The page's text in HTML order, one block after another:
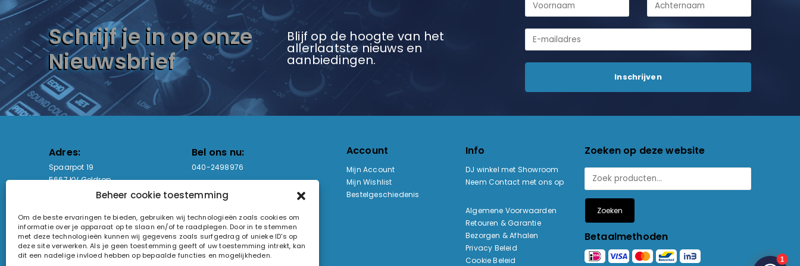
Beheer cookie toestemming
Om de beste ervaringen te bieden, gebruiken wij technologieën zoals cookies om
informatie over je apparaat op te slaan en/of te raadplegen. Door in te stemmen
met deze technologieën kunnen wij gegevens zoals surfgedrag of unieke ID's op
deze site verwerken. Als je geen toestemming geeft of uw toestemming intrekt, kan
dit een nadelige invloed hebben op bepaalde functies en mogelijkheden.
Schrijf je in op onze
Nieuwsbrief
Blijf op de hoogte van het
allerlaatste nieuws en
aanbiedingen.
Adres:
Spaarpot 19
5667 KV Geldrop
Bel ons nu:
040-2498976
sales@lightandsound.store
Openingstijden:
Ma - Vr: 09:00-17:00
Za: Enkel op afspraak
KvK-nummer: 60857196
Btw-nummer: NL854090368B01
Account
Mijn Account
Mijn Wishlist
Bestelgeschiedenis
Info
DJ winkel met Showroom
Neem Contact met ons op
Algemene Voorwaarden
Retouren & Garantie
Bezorgen & Afhalen
Privacy Beleid
Cookie Beleid
Zoeken op deze website
Zoeken
Betaalmethoden